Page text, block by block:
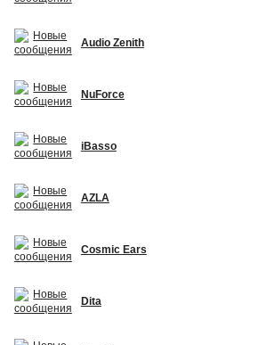
Audio Zenith
NuForce
iBasso
AZLA
Cosmic Ears
Dita